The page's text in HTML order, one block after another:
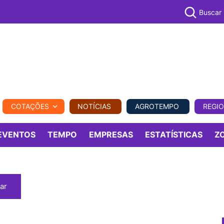
REGIONAL COMERCIAL AGROVIAGENS
Buscar
COTAÇÕES NOTÍCIAS AGROTEMPO
TEMPO EMPRESAS ESTATÍSTICAS